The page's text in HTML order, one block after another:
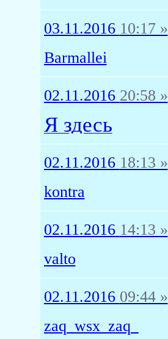
03.11.2016 10:17 »
Barmallei
02.11.2016 20:58 »
Я здесь
02.11.2016 18:13 »
kontra
02.11.2016 14:13 »
valto
02.11.2016 09:44 »
zaq_wsx_zaq_